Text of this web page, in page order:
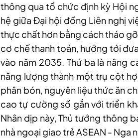
thông qua tổ chức định kỳ Hội
hệ giữa Đại hội đồng Liên nghị
thực chất hơn bằng cách tháo
cơ chế thanh toán, hướng tới
vào năm 2035. Thứ ba là nâng
năng lượng thành một trụ cột
phân bón, nguyên liệu thức ăn
cao tự cường số gắn với triển
Nhân dịp này, Thủ tướng thông
nhà ngoại giao trẻ ASEAN - Nga